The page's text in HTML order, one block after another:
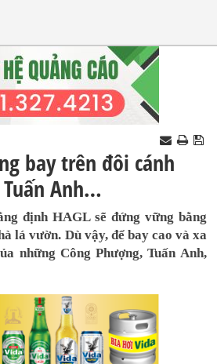
bay trên đôi cánh
Anh…
định HAGL sẽ đứng vững bằng
lá vườn. Dù vậy, để bay cao và xa
những Công Phượng, Tuấn Anh,